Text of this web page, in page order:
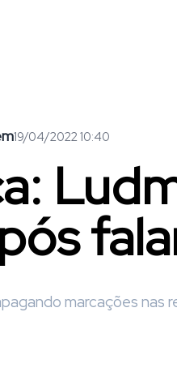
19/04/2022 10:40
marcações nas